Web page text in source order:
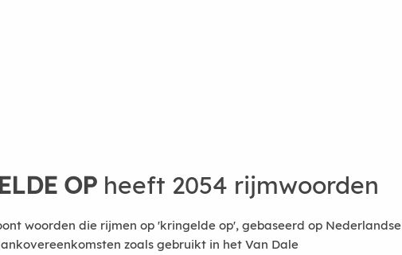
OP heeft 2054 rijmwoorden
woorden die rijmen op 'kringelde op', gebaseerd op Nederlandse
zoals gebruikt in het Van Dale